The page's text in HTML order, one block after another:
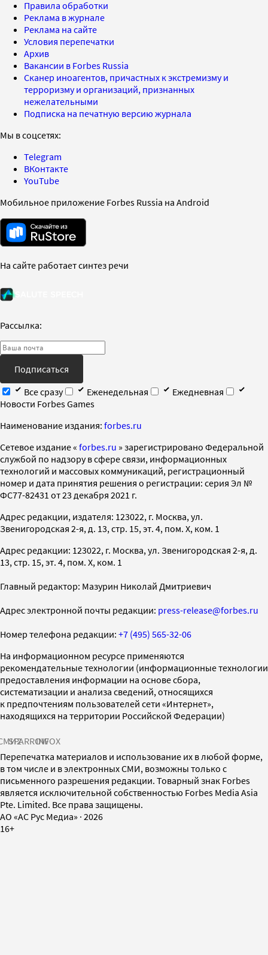
Правила обработки
Реклама в журнале
Реклама на сайте
Условия перепечатки
Архив
Вакансии в Forbes Russia
Сканер иноагентов, причастных к экстремизму и
терроризму и организаций, признанных
нежелательными
Подписка на печатную версию журнала
Мы в соцсетях:
Telegram
ВКонтакте
YouTube
Мобильное приложение Forbes Russia на Android
На сайте работает синтез речи
Рассылка:
Подписаться
Все сразу
Еженедельная
Ежедневная
Новости Forbes Games
Наименование издания: forbes.ru
Cетевое издание « forbes.ru » зарегистрировано Федеральной
службой по надзору в сфере связи, информационных
технологий и массовых коммуникаций, регистрационный
номер и дата принятия решения о регистрации: серия Эл №
ФС77-82431 от 23 декабря 2021 г.
Адрес редакции, издателя: 123022, г. Москва, ул.
Звенигородская 2-я, д. 13, стр. 15, эт. 4, пом. X, ком. 1
Адрес редакции: 123022, г. Москва, ул. Звенигородская 2-я, д.
13, стр. 15, эт. 4, пом. X, ком. 1
Главный редактор: Мазурин Николай Дмитриевич
Адрес электронной почты редакции: press-release@forbes.ru
Номер телефона редакции: +7 (495) 565-32-06
На информационном ресурсе применяются
рекомендательные технологии (информационные технологии
предоставления информации на основе сбора,
систематизации и анализа сведений, относящихся
к предпочтениям пользователей сети «Интернет»,
находящихся на территории Российской Федерации)
SPARROWINFOX
Перепечатка материалов и использование их в любой форме,
в том числе и в электронных СМИ, возможны только с
письменного разрешения редакции. Товарный знак Forbes
является исключительной собственностью Forbes Media Asia
Pte. Limited. Все права защищены.
AO «АС Рус Медиа» · 2026
16+